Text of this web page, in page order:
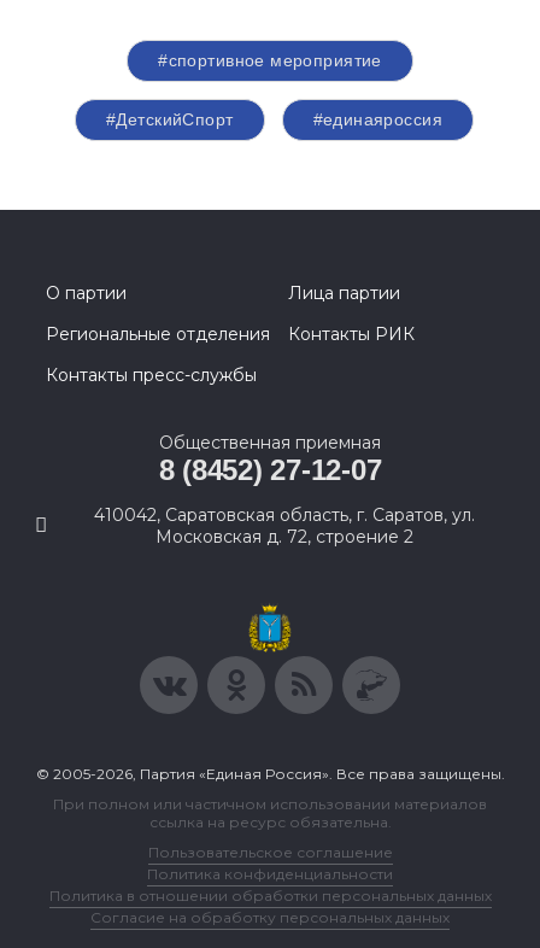
#спортивное мероприятие
#ДетскийСпорт #единаяроссия
О партии
Лица партии
Региональные отделения
Контакты РИК
Контакты пресс-службы
Общественная приемная
8 (8452) 27-12-07
410042, Саратовская область, г. Саратов, ул.
Московская д. 72, строение 2
© 2005-2026, Партия «Единая Россия». Все права защищены.
При полном или частичном использовании материалов
ссылка на ресурс обязательна.
Пользовательское соглашение
Политика конфиденциальности
Политика в отношении обработки персональных данных
Согласие на обработку персональных данных